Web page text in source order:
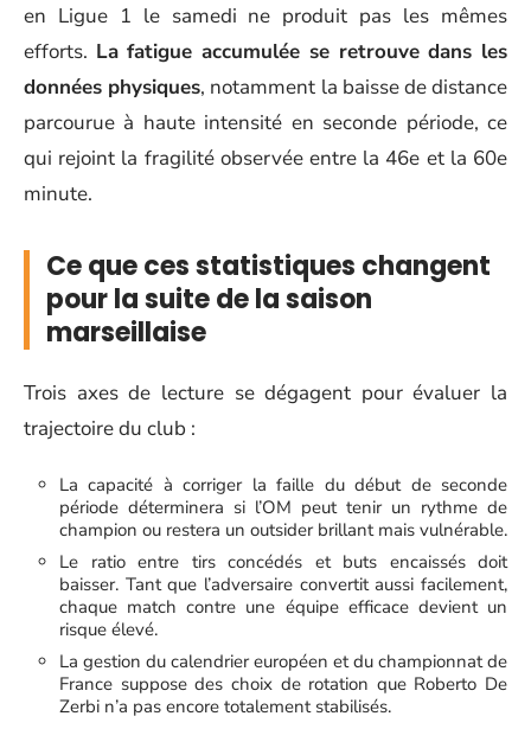
en Ligue 1 le samedi ne produit pas les mêmes
efforts. La fatigue accumulée se retrouve dans les
données physiques, notamment la baisse de distance
parcourue à haute intensité en seconde période, ce
qui rejoint la fragilité observée entre la 46e et la 60e
minute.
Ce que ces statistiques changent
pour la suite de la saison
marseillaise
Trois axes de lecture se dégagent pour évaluer la
trajectoire du club :
La capacité à corriger la faille du début de seconde
période déterminera si l’OM peut tenir un rythme de
champion ou restera un outsider brillant mais vulnérable.
Le ratio entre tirs concédés et buts encaissés doit
baisser. Tant que l’adversaire convertit aussi facilement,
chaque match contre une équipe efficace devient un
risque élevé.
La gestion du calendrier européen et du championnat de
France suppose des choix de rotation que Roberto De
Zerbi n’a pas encore totalement stabilisés.